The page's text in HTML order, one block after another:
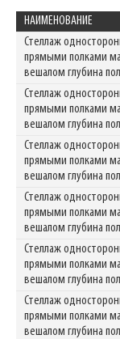
НАИМЕНОВАНИЕ
Стеллаж
прямыми полками
вешалом глубина
Стеллаж
прямыми полками
вешалом глубина
Стеллаж
прямыми полками
вешалом глубина
Стеллаж
прямыми полками
вешалом глубина
Стеллаж
прямыми полками
вешалом глубина
Стеллаж
прямыми полками
вешалом глубина